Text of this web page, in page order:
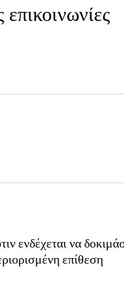
ενδέχεται να
επίθεση